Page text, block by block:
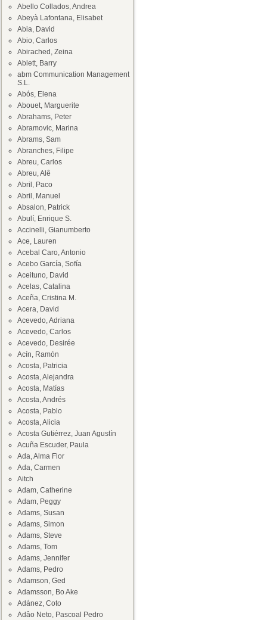
Abello Collados, Andrea
Abeyà Lafontana, Elisabet
Abia, David
Abio, Carlos
Abirached, Zeina
Ablett, Barry
abm Communication Management
S.L.
Abós, Elena
Abouet, Marguerite
Abrahams, Peter
Abramovic, Marina
Abrams, Sam
Abranches, Filipe
Abreu, Carlos
Abreu, Alê
Abril, Paco
Abril, Manuel
Absalon, Patrick
Abulí, Enrique S.
Accinelli, Gianumberto
Ace, Lauren
Acebal Caro, Antonio
Acebo García, Sofía
Aceituno, David
Acelas, Catalina
Aceña, Cristina M.
Acera, David
Acevedo, Adriana
Acevedo, Carlos
Acevedo, Desirée
Acín, Ramón
Acosta, Patricia
Acosta, Alejandra
Acosta, Matías
Acosta, Andrés
Acosta, Pablo
Acosta, Alicia
Acosta Gutiérrez, Juan Agustín
Acuña Escuder, Paula
Ada, Alma Flor
Ada, Carmen
Aitch
Adam, Catherine
Adam, Peggy
Adams, Susan
Adams, Simon
Adams, Steve
Adams, Tom
Adams, Jennifer
Adams, Pedro
Adamson, Ged
Adamsson, Bo Ake
Adánez, Coto
Adâo Neto, Pascoal Pedro